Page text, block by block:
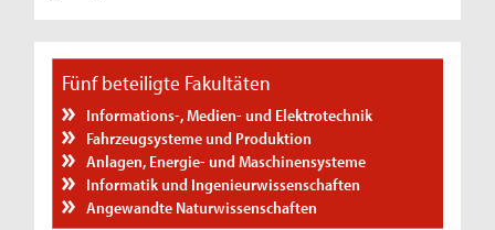
Fünf beteiligte Fakultäten
Informations-, Medien- und Elektrotechnik
Fahrzeugsysteme und Produktion
Anlagen, Energie- und Maschinensysteme
Informatik und Ingenieurwissenschaften
Angewandte Naturwissenschaften